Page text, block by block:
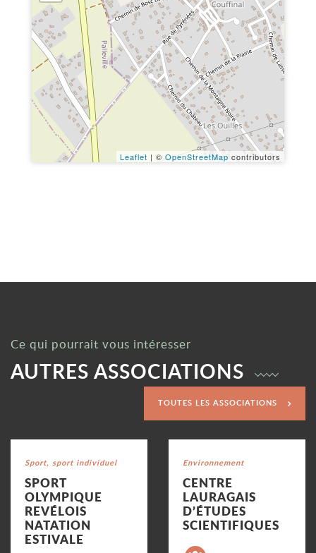
Leaflet | ©OpenStreetMap contributors
Ce qui pourrait vous intéresser
AUTRES ASSOCIATIONS
TOUTES LES ASSOCIATIONS
Catégorie : "
Sport, sport individuel
SPORT
OLYMPIQUE
REVÉLOIS
NATATION
ESTIVALE
Catégorie : "
Environnement
CENTRE
LAURAGAIS
D’ÉTUDES
SCIENTIFIQUES